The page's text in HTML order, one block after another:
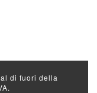
di fuori della